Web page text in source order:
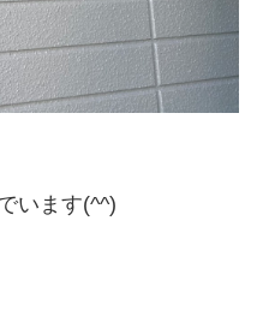
います(^^)